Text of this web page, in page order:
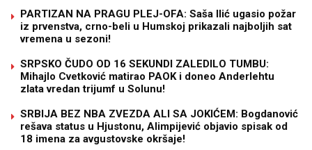
PARTIZAN NA PRAGU PLEJ-OFA: Saša Ilić ugasio požar
iz prvenstva, crno-beli u Humskoj prikazali najboljih sat
vremena u sezoni!
SRPSKO ČUDO OD 16 SEKUNDI ZALEDILO TUMBU:
Mihajlo Cvetković matirao PAOK i doneo Anderlehtu
zlata vredan trijumf u Solunu!
SRBIJA BEZ NBA ZVEZDA ALI SA JOKIĆEM: Bogdanović
rešava status u Hjustonu, Alimpijević objavio spisak od
18 imena za avgustovske okršaje!